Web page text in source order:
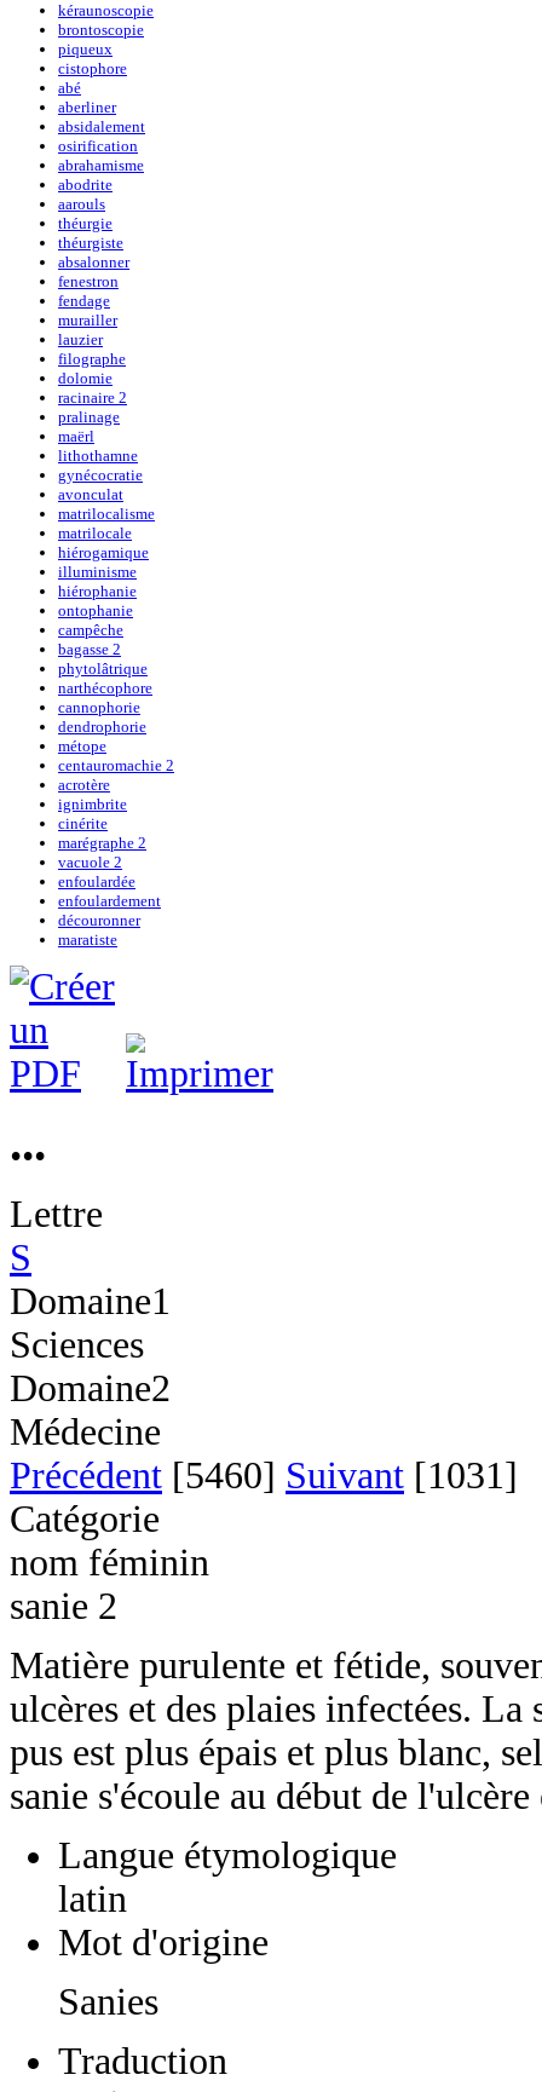
kéraunoscopie
brontoscopie
piqueux
cistophore
abé
aberliner
absidalement
osirification
abrahamisme
abodrite
aarouls
théurgie
théurgiste
absalonner
fenestron
fendage
murailler
lauzier
filographe
dolomie
racinaire 2
pralinage
maërl
lithothamne
gynécocratie
avonculat
matrilocalisme
matrilocale
hiérogamique
illuminisme
hiérophanie
ontophanie
campêche
bagasse 2
phytolâtrique
narthécophore
cannophorie
dendrophorie
métope
centauromachie 2
acrotère
ignimbrite
cinérite
marégraphe 2
vacuole 2
enfoulardée
enfoulardement
découronner
maratiste
...
Lettre
S
Domaine1
Sciences
Domaine2
Médecine
Précédent [5460] Suivant [1031]
Catégorie
nom féminin
sanie 2
Matière purulente et fétide,
ulcères et des plaies infectées.
pus est plus épais et plus blanc,
sanie s'écoule au début de
Langue étymologique
latin
Mot d'origine
Sanies
Traduction